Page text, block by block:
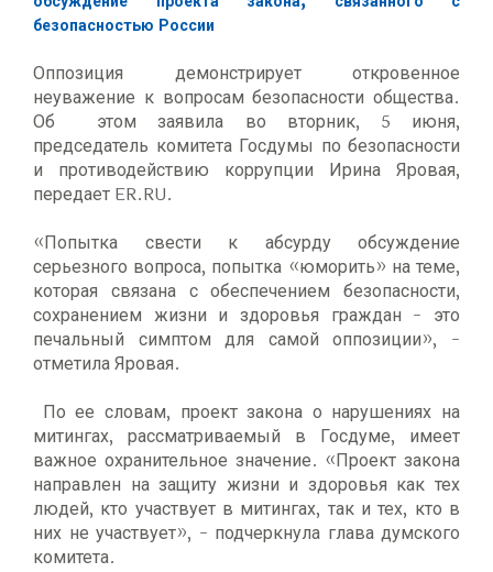
безопасностью России
Оппозиция демонстрирует откровенное
неуважение к вопросам безопасности общества.
Об этом заявила во вторник, 5 июня,
председатель комитета Госдумы по безопасности
и противодействию коррупции Ирина Яровая,
передает ER.RU.
«Попытка свести к абсурду обсуждение
серьезного вопроса, попытка «юморить» на теме,
которая связана с обеспечением безопасности,
сохранением жизни и здоровья граждан - это
печальный симптом для самой оппозиции», -
отметила Яровая.
По ее словам, проект закона о нарушениях на
митингах, рассматриваемый в Госдуме, имеет
важное охранительное значение. «Проект закона
направлен на защиту жизни и здоровья как тех
людей, кто участвует в митингах, так и тех, кто в
них не участвует», - подчеркнула глава думского
комитета.